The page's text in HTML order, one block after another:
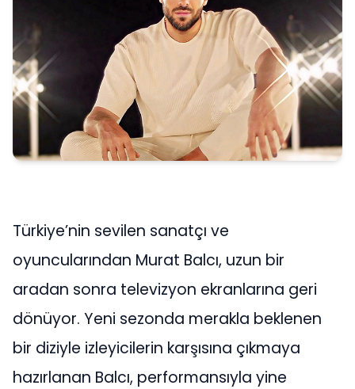
Türkiye’nin sevilen sanatçı ve
oyuncularından Murat Balcı, uzun bir
aradan sonra televizyon ekranlarına geri
dönüyor. Yeni sezonda merakla beklenen
bir diziyle izleyicilerin karşısına çıkmaya
hazırlanan Balcı, performansıyla yine